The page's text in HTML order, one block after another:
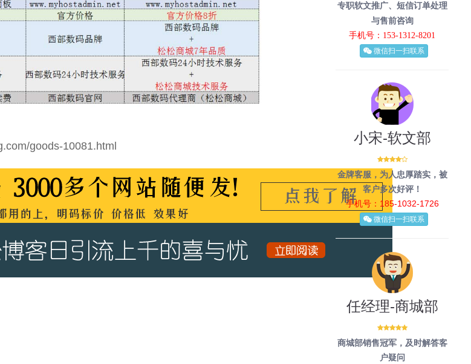
goods-10081.html
专职软文推广、短信订单处理
与售前咨询
手机号：153-1312-8201
微信扫一扫联系
小宋-软文部
金牌客服，为人忠厚踏实，被
客户多次好评！
手机号：185-1032-1726
微信扫一扫联系
任经理-商城部
商城部销售冠军，及时解答客
户疑问